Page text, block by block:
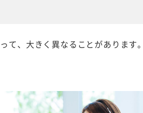
、大きく異なることがあります。